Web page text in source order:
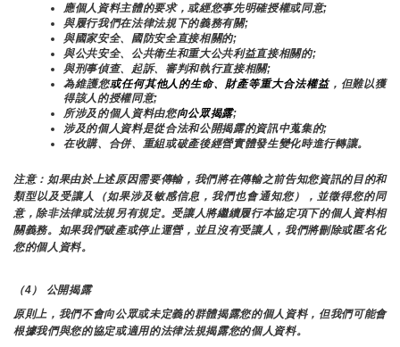
應個人資料主體的要求，或經您事先明確授權或同意;
與履行我們在法律法規下的義務有關;
與國家安全、國防安全直接相關的;
與公共安全、公共衛生和重大公共利益直接相關的;
與刑事偵查、起訴、審判和執行直接相關;
為維護您或任何其他人的生命、財產等重大合法權益，但難以獲
得該人的授權同意;
所涉及的個人資料由您向公眾揭露;
涉及的個人資料是從合法和公開揭露的資訊中蒐集的;
在收購、合併、重組或破產後經營實體發生變化時進行轉讓。
注意：如果由於上述原因需要傳輸，我們將在傳輸之前告知您資訊的目的和
類型以及受讓人（如果涉及敏感信息，我們也會通知您），並徵得您的同
意，除非法律或法規另有規定。受讓人將繼續履行本協定項下的個人資料相
關義務。如果我們破產或停止運營，並且沒有受讓人，我們將刪除或匿名化
您的個人資料。
（4） 公開揭露
原則上，我們不會向公眾或未定義的群體揭露您的個人資料，但我們可能會
根據我們與您的協定或適用的法律法規揭露您的個人資料。